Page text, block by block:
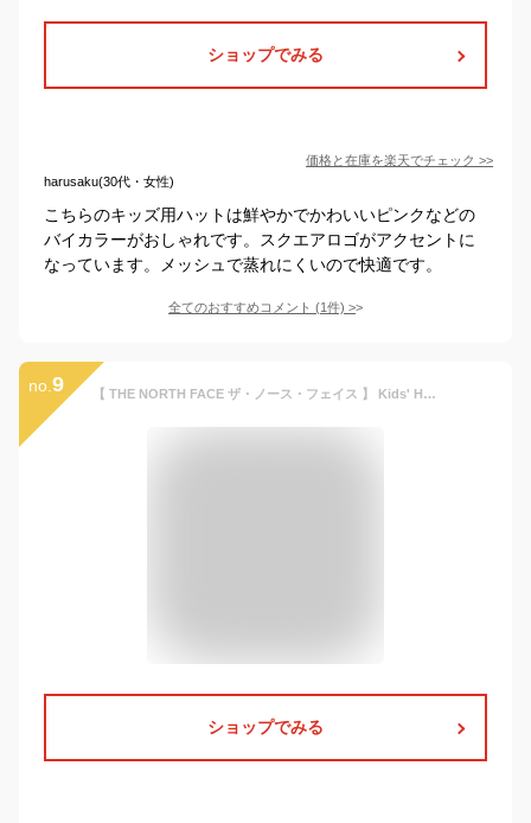
ショップでみる
価格と在庫を楽天でチェック >>
harusaku(30代・女性)
こちらのキッズ用ハットは鮮やかでかわいいピンクなどの
バイカラーがおしゃれです。スクエアロゴがアクセントに
なっています。メッシュで蒸れにくいので快適です。
全てのおすすめコメント (1件) >
no. 9 【 THE NORTH FACE ザ・ノース・フェイス 】 Kids' Horizon Hat キッズ ホライズン ハット NNJ02312 / 帽子 アウトドアハット UVカット 紫外線カット あごひも ジュニア ボーイズ ガールズ ユニセックス キッズ 子供 23SUMMER/
ショップでみる